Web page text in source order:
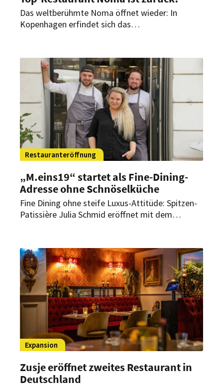
Das weltberühmte Noma öffnet wieder: In
Kopenhagen erfindet sich das
dabei.
Restauranteröffnung
„M.eins19“ startet als Fine-Dining-
Adresse ohne Schnöselküche
Fine Dining ohne steife Luxus-Attitüde: Spitzen-
Patissière Julia Schmid eröffnet mit dem
fairen Preisen und monatlichen Gastkoch-
Events.
Expansion
Zusje eröffnet zweites Restaurant in
Deutschland